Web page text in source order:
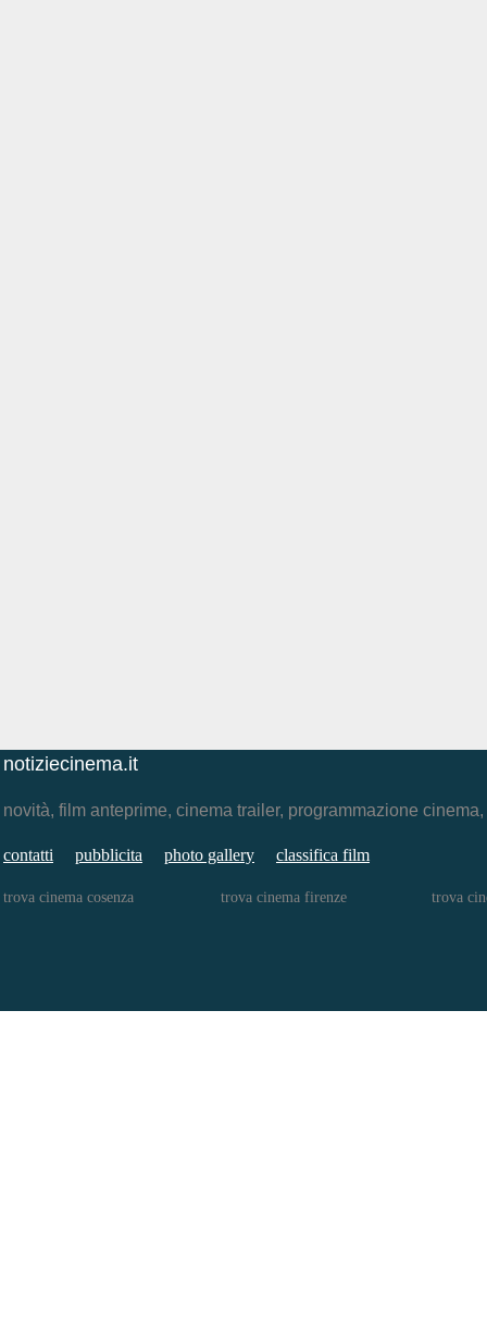
notiziecinema.it
novità, film anteprime, cinema trailer, programmazione
contatti pubblicita photo gallery classifica film
trova cinema cosenza trova cinema firenze trova